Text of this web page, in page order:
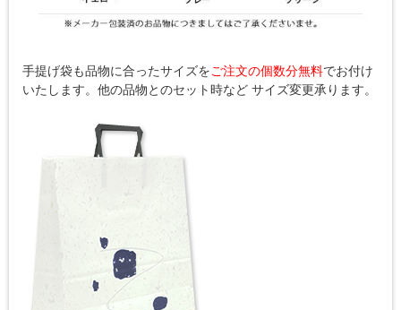
手提げ袋も品物に合ったサイズをご注文の個数分無料でお付け
いたします。他の品物とのセット時など サイズ変更承ります。